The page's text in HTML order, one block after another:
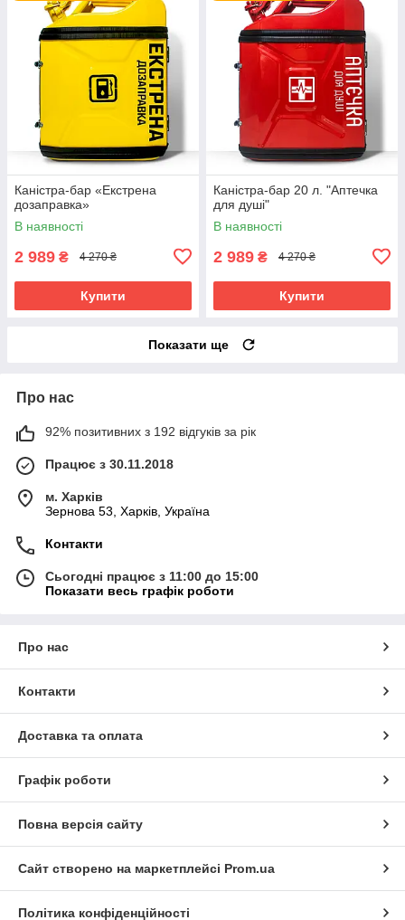
Каністра-бар «Екстрена
дозаправка»
В наявності
2 989 ₴ 4 270 ₴
Купити
Каністра-бар 20 л. "Аптечка
для душі"
В наявності
2 989 ₴ 4 270 ₴
Купити
Показати ще
Про нас
92% позитивних з 192 відгуків за рік
Працює з 30.11.2018
м. Харків
Зернова 53, Харків, Україна
Контакти
Сьогодні працює з 11:00 до 15:00
Показати весь графік роботи
Про нас
Контакти
Доставка та оплата
Графік роботи
Повна версія сайту
Сайт створено на маркетплейсі Prom.ua
Політика конфіденційності